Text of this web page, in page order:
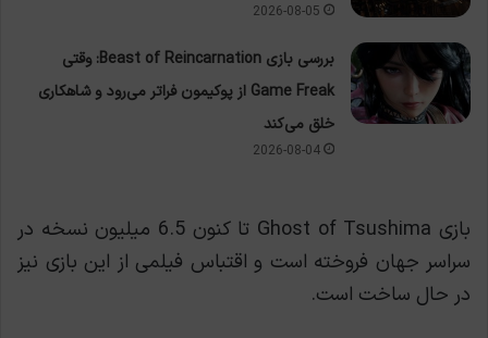
2026-08-05
بررسی بازی Beast of Reincarnation: وقتی
Game Freak از پوکیمون فراتر می‌رود و شاهکاری
خلق می‌کند
2026-08-04
بازی Ghost of Tsushima تا کنون 6.5 میلیون نسخه در
سراسر جهان فروخته است و اقتباس فیلمی از این بازی نیز
در حال ساخت است.